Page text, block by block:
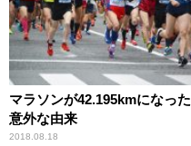
マラソンが42.195kmになった
意外な由来
2018.08.18